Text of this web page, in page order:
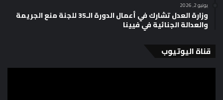
يونيو 2, 2026
وزارة العدل تشارك في أعمال الدورة الـ35 للجنة منع الجريمة
والعدالة الجنائية في فيينا
قناة اليوتيوب